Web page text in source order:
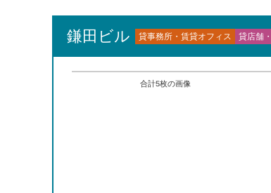
鎌田ビル 貸事務所・賃貸オフィス 貸店舗
合計5枚の画像